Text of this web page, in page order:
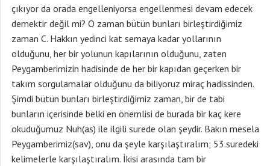
çıkıyor da orada engelleniyorsa engellenmesi devam edecek
demektir değil mi? O zaman bütün bunları birleştirdiğimiz
zaman C. Hakkın yedinci kat semaya kadar yollarının
olduğunu, her bir yolunun kapılarının olduğunu, zaten
Peygamberimizin hadisinde de her bir kapıdan geçerken bir
takım sorgulamalar olduğunu da biliyoruz miraç hadissinden.
Şimdi bütün bunları birleştirdiğimiz zaman, bir de tabi
bunların içerisinde belki en önemlisi de burada bir kaç kere
okuduğumuz Nuh(as) ile ilgili surede olan şeydir. Bakın mesela
Peygamberimiz(sav), onu da şeyle karşılaştıralım; 53.suredeki
kelimelerle karşılaştıralım. İkisi arasında tam bir